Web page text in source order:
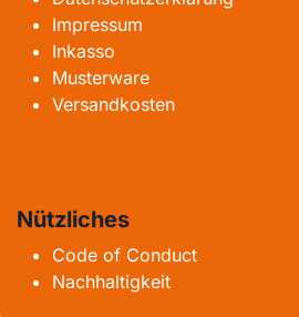
Impressum
Inkasso
Musterware
Versandkosten
Nützliches
Code of Conduct
Nachhaltigkeit